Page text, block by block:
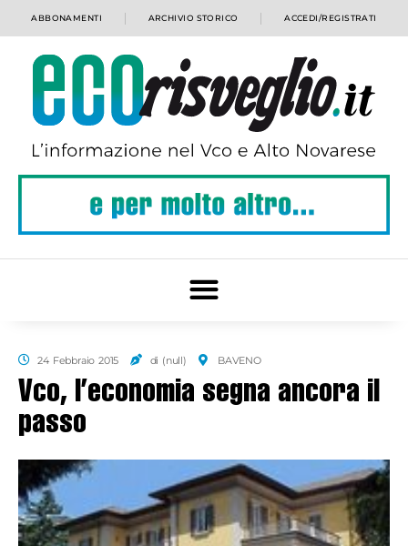
ABBONAMENTI ARCHIVIO STORICO ACCEDI/REGISTRATI
24 Febbraio 2015 di (null) BAVENO
Vco, l’economia segna ancora il
passo